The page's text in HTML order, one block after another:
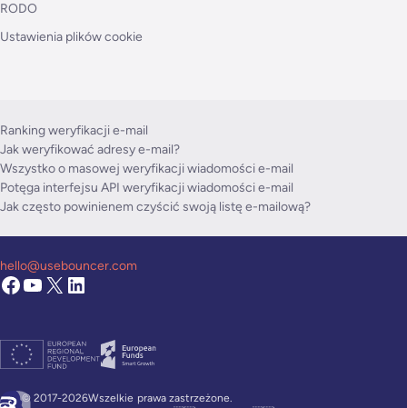
RODO
Ustawienia plików cookie
Ranking weryfikacji e-mail
Jak weryfikować adresy e-mail?
Wszystko o masowej weryfikacji wiadomości e-mail
Potęga interfejsu API weryfikacji wiadomości e-mail
Jak często powinienem czyścić swoją listę e-mailową?
© 2017-2026Wszelkie prawa zastrzeżone.
hello@usebouncer.com